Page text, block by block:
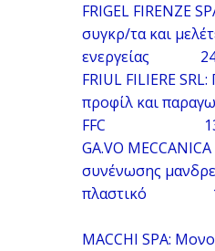
FRIGEL FIRENZE
συγκρ/τα και
ενεργείας 24
FRIUL FILIERE
προφίλ και
FFC 13
GA.VO
συνένωσης
πλαστικό 15
MACCHI SPA: